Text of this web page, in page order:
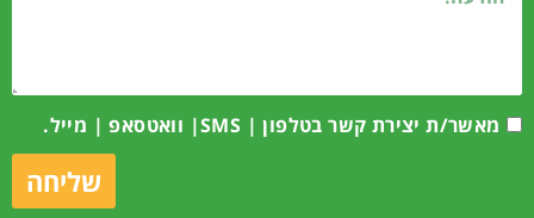
מאשר/ת יצירת קשר בטלפון | SMS| וואטסאפ | מייל.
שליחה